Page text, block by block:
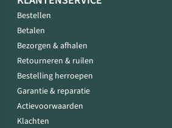
Bestellen
Betalen
Bezorgen & afhalen
Retourneren & ruilen
Bestelling herroepen
Garantie & reparatie
Actievoorwaarden
Klachten